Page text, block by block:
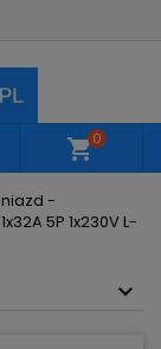
shopping_cart0
-
5P 1x230V L-
listę życzeń
na
Zaloguj się